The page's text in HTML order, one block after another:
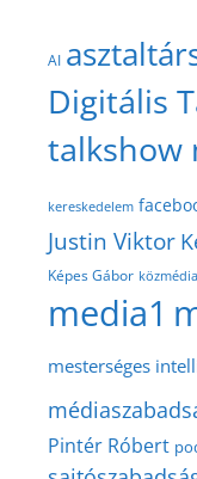
AI
Digitális
talkshow
kereskedelem
Justin Viktor
Képes Gábor közmédia
media1
mesterséges
Pintér Róbert